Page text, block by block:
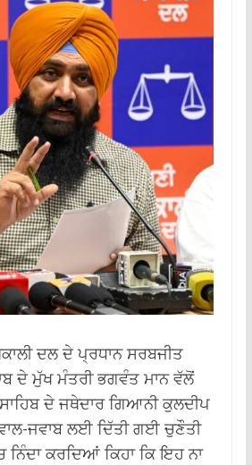
ਦਲ ਦੇ ਪ੍ਰਧਾਨ ਸਰਬਜੀਤ
ਦੇ ਮੁੱਖ ਮੰਤਰੀ ਭਗਵੰਤ ਮਾਨ ਵੱਲੋਂ
ਦੇ ਜਥੇਦਾਰ ਗਿਆਨੀ ਕੁਲਦੀਪ
ਜਵਾਬ ਲਈ ਦਿੱਤੀ ਗਈ ਚੁਣੌਤੀ
ਨਿੰਦਾ ਕਰਦਿਆਂ ਕਿਹਾ ਕਿ ਇਹ ਨਾ